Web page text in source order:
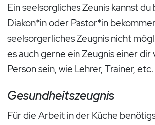
Ein seelsorgliches Zeunis kannst
Diakon*in oder Pastor*in
seelsorgerliches Zeugnis nicht
es auch gerne ein Zeugnis einer
Person sein, wie Lehrer, Trainer, etc.
Gesundheitszeugnis
Für die Arbeit in der Küche